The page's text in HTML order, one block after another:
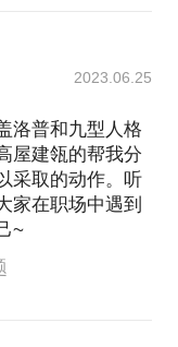
2023.06.25
洛普和九型人格
屋建瓴的帮我分
采取的动作。听
家在职场中遇到
~